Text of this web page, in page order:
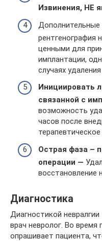
Извинения, НЕ
рентгенография
ценными для
имплантации,
случаях
Инициировать
связанной с
возможность
часов после
терапевтическое
Острая фаза –
операции —
восстановление
Диагностика
Диагностикой
врач невролог. Во время
опрашивает пациента,